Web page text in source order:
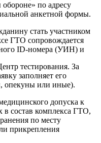
по адресу
анкетной формы.
стать участником
ГТО сопровождается
ID-номера (УИН) и
тестирования. За
заполняет его
опекуны или иные).
допуска к
состав комплекса ГТО,
по месту
прикрепления